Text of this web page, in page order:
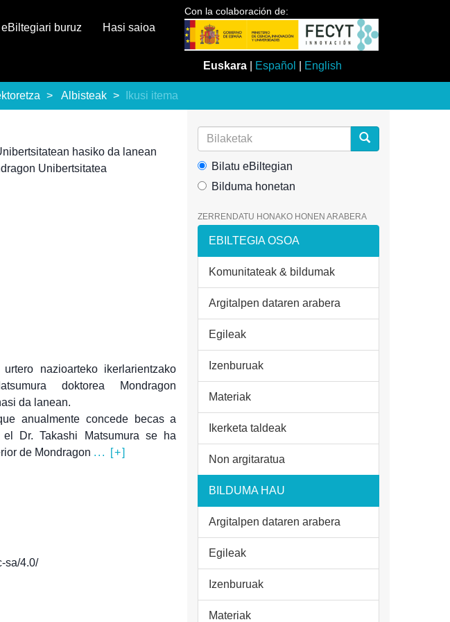
Con la colaboración de:
Euskara Español English
eBiltegiari buruz Hasi saioa
Albisteak Ikusi itema
hasiko da lanean
Unibertsitatea
nazioarteko ikerlarientzako
doktorea Mondragon
da lanean.
anualmente concede becas a
el Dr. Takashi Matsumura se ha
de Mondragon ... [+]
sa/4.0/
Bilatu eBiltegian
Bilduma honetan
ZERRENDATU HONAKO HONEN ARABERA
EBILTEGIA OSOA
Komunitateak & bildumak
Argitalpen dataren arabera
Egileak
Izenburuak
Materiak
Ikerketa taldeak
Non argitaratua
BILDUMA HAU
Argitalpen dataren arabera
Egileak
Izenburuak
Materiak